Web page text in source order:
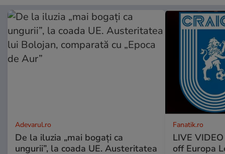
Adevarul.ro
De la iluzia „mai bogați ca
ungurii”, la coada UE. Austeritatea
Fanatik.ro
LIVE
off Europa